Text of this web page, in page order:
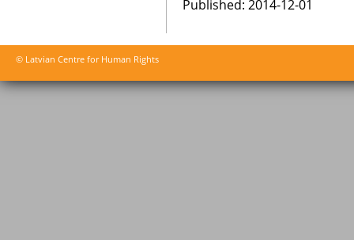
Published: 2014-12-01
© Latvian Centre for Human Rights